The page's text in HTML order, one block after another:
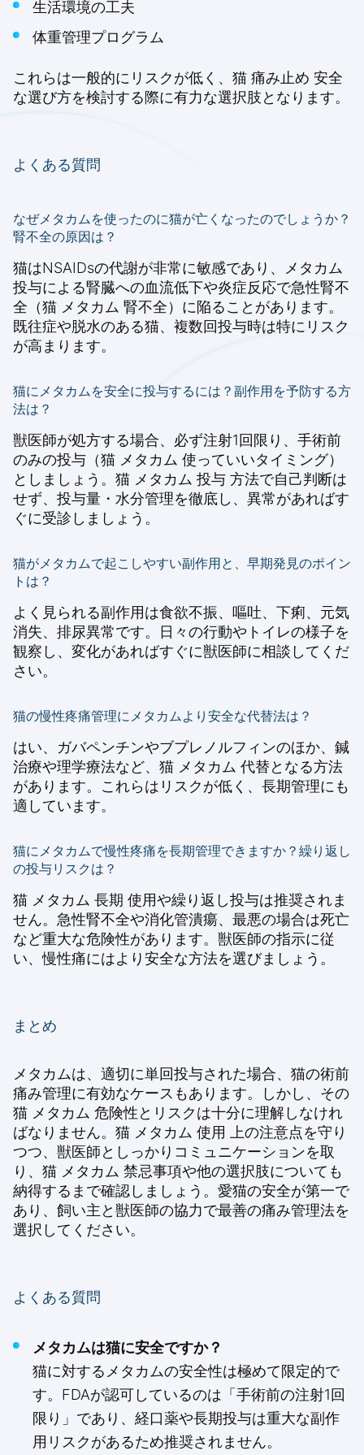
生活環境の工夫
体重管理プログラム
これらは一般的にリスクが低く、猫 痛み止め 安全
な選び方を検討する際に有力な選択肢となります。
よくある質問
なぜメタカムを使ったのに猫が亡くなったのでしょうか？
腎不全の原因は？
猫はNSAIDsの代謝が非常に敏感であり、メタカム
投与による腎臓への血流低下や炎症反応で急性腎不
全（猫 メタカム 腎不全）に陥ることがあります。
既往症や脱水のある猫、複数回投与時は特にリスク
が高まります。
猫にメタカムを安全に投与するには？副作用を予防する方
法は？
獣医師が処方する場合、必ず注射1回限り、手術前
のみの投与（猫 メタカム 使っていいタイミング）
としましょう。猫 メタカム 投与 方法で自己判断は
せず、投与量・水分管理を徹底し、異常があればす
ぐに受診しましょう。
猫がメタカムで起こしやすい副作用と、早期発見のポイン
トは？
よく見られる副作用は食欲不振、嘔吐、下痢、元気
消失、排尿異常です。日々の行動やトイレの様子を
観察し、変化があればすぐに獣医師に相談してくだ
さい。
猫の慢性疼痛管理にメタカムより安全な代替法は？
はい、ガバペンチンやブプレノルフィンのほか、鍼
治療や理学療法など、猫 メタカム 代替となる方法
があります。これらはリスクが低く、長期管理にも
適しています。
猫にメタカムで慢性疼痛を長期管理できますか？繰り返し
の投与リスクは？
猫 メタカム 長期 使用や繰り返し投与は推奨されま
せん。急性腎不全や消化管潰瘍、最悪の場合は死亡
など重大な危険性があります。獣医師の指示に従
い、慢性痛にはより安全な方法を選びましょう。
まとめ
メタカムは、適切に単回投与された場合、猫の術前
痛み管理に有効なケースもあります。しかし、その
猫 メタカム 危険性とリスクは十分に理解しなけれ
ばなりません。猫 メタカム 使用 上の注意点を守り
つつ、獣医師としっかりコミュニケーションを取
り、猫 メタカム 禁忌事項や他の選択肢についても
納得するまで確認しましょう。愛猫の安全が第一で
あり、飼い主と獣医師の協力で最善の痛み管理法を
選択してください。
よくある質問
メタカムは猫に安全ですか？
猫に対するメタカムの安全性は極めて限定的で
す。FDAが認可しているのは「手術前の注射1回
限り」であり、経口薬や長期投与は重大な副作
用リスクがあるため推奨されません。